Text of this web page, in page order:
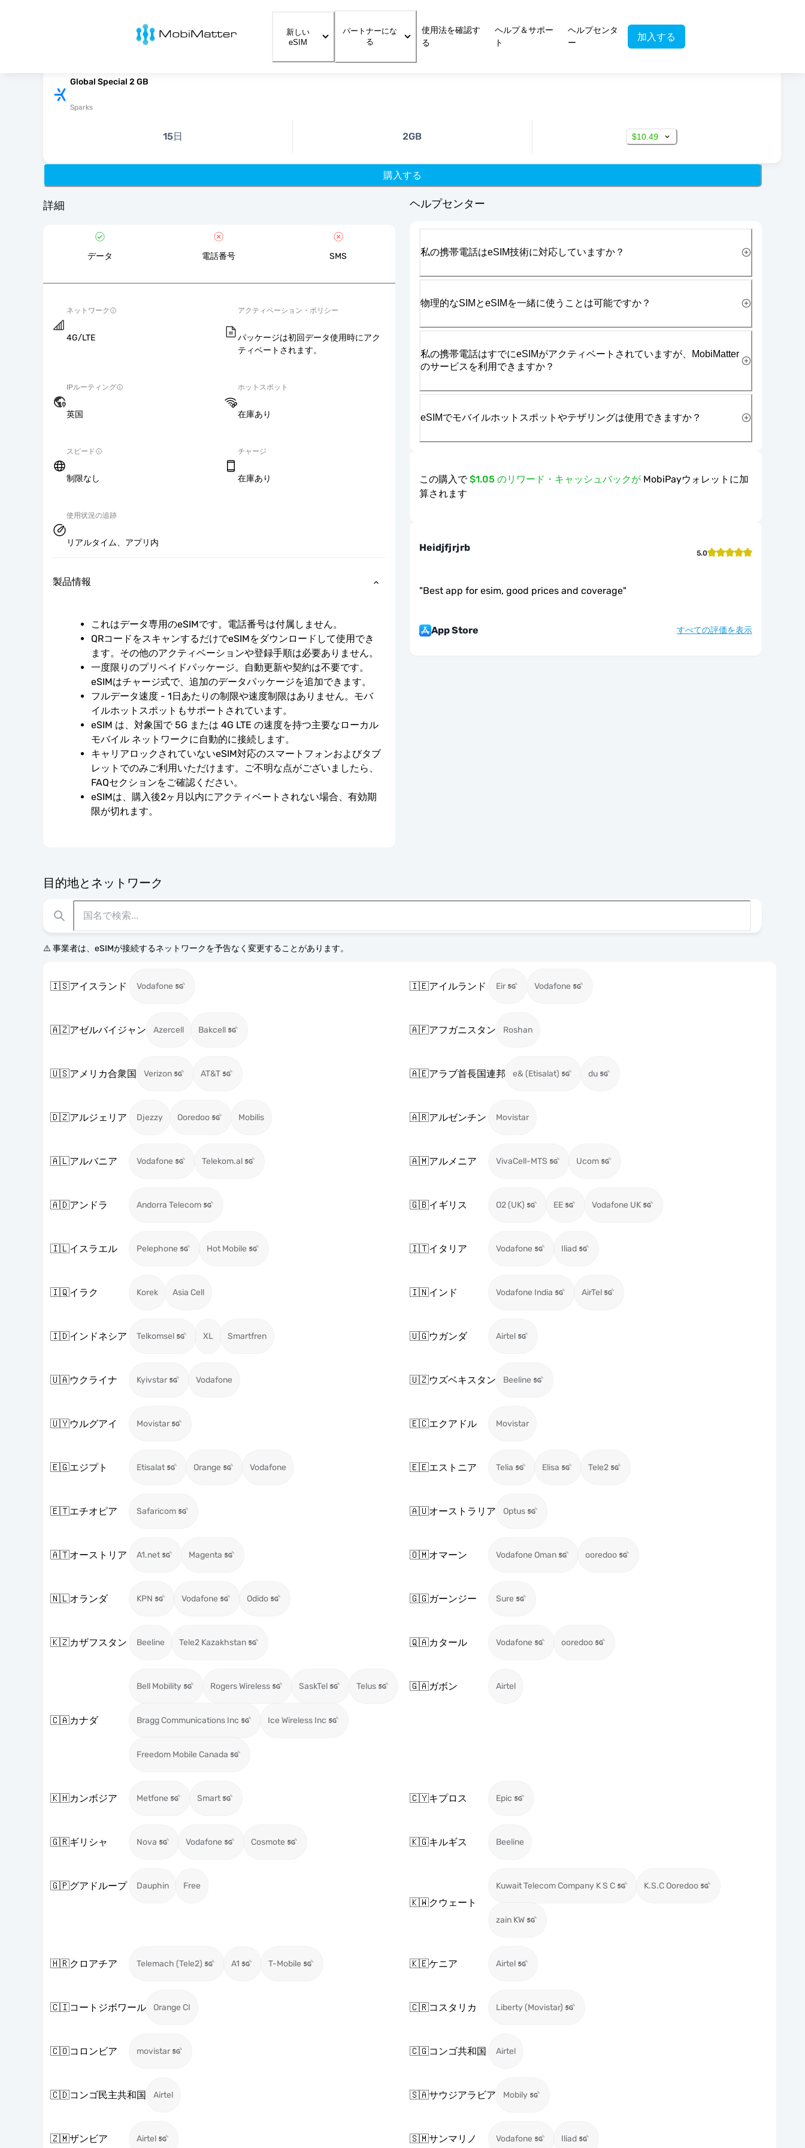
MobiMatter
新しい
eSIM
パートナーにな
る
使用法を確認す
る
ヘルプ＆サポー
ト
ヘルプセンタ
ー
加入する
Global Special 2 GB
Sparks
15日 2GB $10.49
購入する
詳細
データ 電話番号 SMS
ネットワーク
4G/LTE
アクティベーション・ポリシー
パッケージは初回データ使用時にアク
ティベートされます。
IPルーティング
英国
ホットスポット
在庫あり
スピード
制限なし
チャージ
在庫あり
使用状況の追跡
リアルタイム、アプリ内
製品情報
これはデータ専用のeSIMです。電話番号は付属しません。
QRコードをスキャンするだけでeSIMをダウンロードして使用でき
ます。その他のアクティベーションや登録手順は必要ありません。
一度限りのプリペイドパッケージ。自動更新や契約は不要です。
eSIMはチャージ式で、追加のデータパッケージを追加できます。
フルデータ速度 - 1日あたりの制限や速度制限はありません。モバ
イルホットスポットもサポートされています。
eSIM は、対象国で 5G または 4G LTE の速度を持つ主要なローカル
モバイル ネットワークに自動的に接続します。
キャリアロックされていないeSIM対応のスマートフォンおよびタブ
レットでのみご利用いただけます。ご不明な点がございましたら、
FAQセクションをご確認ください。
eSIMは、購入後2ヶ月以内にアクティベートされない場合、有効期
限が切れます。
目的地とネットワーク
⚠️ 事業者は、eSIMが接続するネットワークを予告なく変更することがあります。
🇮🇸アイスランド Vodafone 🇮🇪アイルランド Eir Vodafone
🇦🇿アゼルバイジャン Azercell Bakcell 🇦🇫アフガニスタン Roshan
🇺🇸アメリカ合衆国 Verizon AT&T 🇦🇪アラブ首長国連邦 e& (Etisalat) du
🇩🇿アルジェリア Djezzy Ooredoo Mobilis 🇦🇷アルゼンチン Movistar
🇦🇱アルバニア Vodafone Telekom.al 🇦🇲アルメニア VivaCell-MTS Ucom
🇦🇩アンドラ Andorra Telecom 🇬🇧イギリス O2 (UK) EE Vodafone UK
🇮🇱イスラエル Pelephone Hot Mobile 🇮🇹イタリア Vodafone Iliad
🇮🇶イラク Korek Asia Cell 🇮🇳インド Vodafone India AirTel
🇮🇩インドネシア Telkomsel XL Smartfren 🇺🇬ウガンダ Airtel
🇺🇦ウクライナ Kyivstar Vodafone 🇺🇿ウズベキスタン Beeline
🇺🇾ウルグアイ Movistar 🇪🇨エクアドル Movistar
🇪🇬エジプト Etisalat Orange Vodafone 🇪🇪エストニア Telia Elisa Tele2
🇪🇹エチオピア Safaricom 🇦🇺オーストラリア Optus
🇦🇹オーストリア A1.net Magenta 🇴🇲オマーン Vodafone Oman ooredoo
🇳🇱オランダ KPN Vodafone Odido 🇬🇬ガーンジー Sure
🇰🇿カザフスタン Beeline Tele2 Kazakhstan 🇶🇦カタール Vodafone ooredoo
🇨🇦カナダ
Bell Mobility Rogers Wireless SaskTel Telus
Bragg Communications Inc Ice Wireless Inc
Freedom Mobile Canada
🇬🇦ガボン Airtel
🇰🇭カンボジア Metfone Smart 🇨🇾キプロス Epic
🇬🇷ギリシャ Nova Vodafone Cosmote 🇰🇬キルギス Beeline
🇬🇵グアドループ Dauphin Free
🇰🇼クウェート
Kuwait Telecom Company K S C K.S.C Ooredoo
zain KW
🇭🇷クロアチア Telemach (Tele2) A1 T-Mobile 🇰🇪ケニア Airtel
🇨🇮コートジボワール Orange CI 🇨🇷コスタリカ Liberty (Movistar)
🇨🇴コロンビア movistar 🇨🇬コンゴ共和国 Airtel
🇨🇩コンゴ民主共和国 Airtel 🇸🇦サウジアラビア Mobily
🇿🇲ザンビア Airtel 🇸🇲サンマリノ Vodafone Iliad
ヘルプセンター
私の携帯電話はeSIM技術に対応していますか？
物理的なSIMとeSIMを一緒に使うことは可能ですか？
私の携帯電話はすでにeSIMがアクティベートされていますが、MobiMatter
のサービスを利用できますか？
eSIMでモバイルホットスポットやテザリングは使用できますか？
この購入で $1.05 のリワード・キャッシュバックが MobiPayウォレットに加
算されます
Heidjfjrjrb 5.0
"Best app for esim, good prices and coverage"
App Store すべての評価を表示